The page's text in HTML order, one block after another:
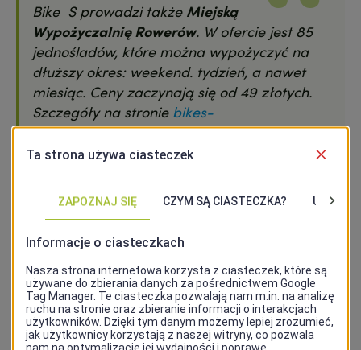
Bike_S prowadzi także Miejską
Wypożyczalnię Rowerów. W ofercie jest 85
jednośladów, które można wypożyczyć na
dłuższy okres: weekend. tydzień, a nawet
miesiąc. Ceny zaczynają się od 49 złotych.
Szczegóły na stronie bikes-
srm.pl/wypozyczalnia/
Strona www
Ścieżki - wypożyczalnia rowerów